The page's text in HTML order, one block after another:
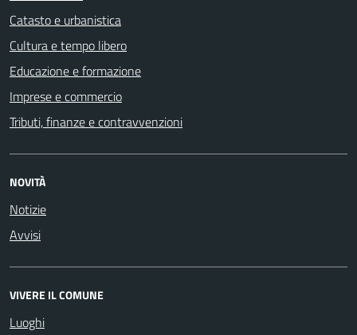
Catasto e urbanistica
Cultura e tempo libero
Educazione e formazione
Imprese e commercio
Tributi, finanze e contravvenzioni
NOVITÀ
Notizie
Avvisi
VIVERE IL COMUNE
Luoghi